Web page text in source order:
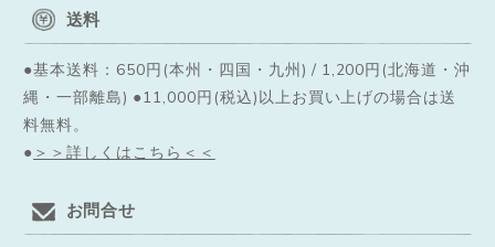
送料
●基本送料：650円(本州・四国・九州) / 1,200円(北海道・沖
縄・一部離島) ●11,000円(税込)以上お買い上げの場合は送
料無料。
● ＞＞詳しくはこちら＜＜
お問合せ